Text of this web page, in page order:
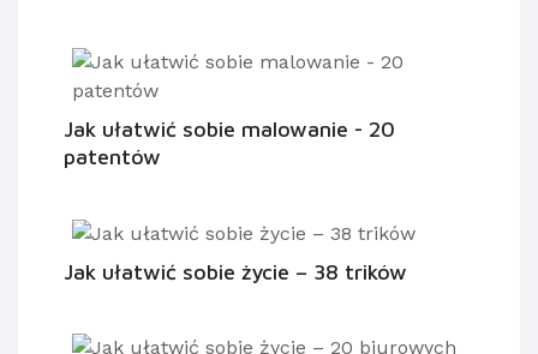
Jak ułatwić sobie malowanie - 20
patentów
Jak ułatwić sobie życie – 38 trików